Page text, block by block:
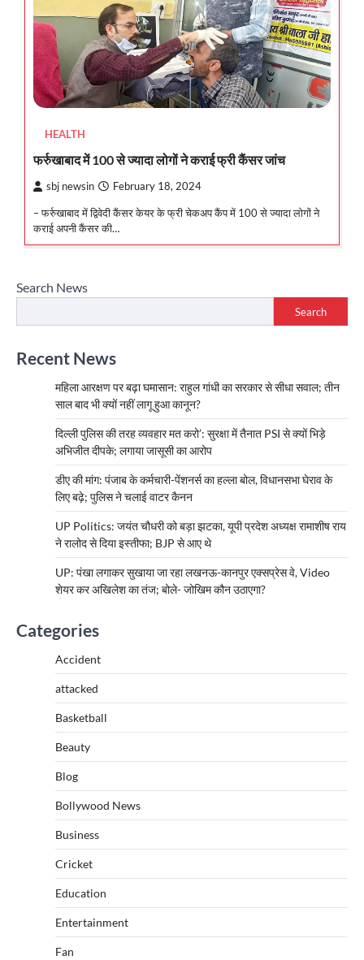
HEALTH
फर्रुखाबाद में 100 से ज्यादा लोगों ने कराई फ्री कैंसर जांच
sbj newsin February 18, 2024
– फर्रुखाबाद में द्विवेदी कैंसर केयर के फ्री चेकअप कैंप में 100 से ज्यादा लोगों ने
कराई अपनी कैंसर की…
Search News
Search
Recent News
महिला आरक्षण पर बढ़ा घमासान: राहुल गांधी का सरकार से सीधा सवाल; तीन
साल बाद भी क्यों नहीं लागू हुआ कानून?
दिल्ली पुलिस की तरह व्यवहार मत करो’: सुरक्षा में तैनात PSI से क्यों भिड़े
अभिजीत दीपके; लगाया जासूसी का आरोप
डीए की मांग: पंजाब के कर्मचारी-पेंशनर्स का हल्ला बोल, विधानसभा घेराव के
लिए बढ़े; पुलिस ने चलाई वाटर कैनन
UP Politics: जयंत चौधरी को बड़ा झटका, यूपी प्रदेश अध्यक्ष रामाशीष राय
ने रालोद से दिया इस्तीफा; BJP से आए थे
UP: पंखा लगाकर सुखाया जा रहा लखनऊ-कानपुर एक्सप्रेस वे, Video
शेयर कर अखिलेश का तंज; बोले- जोखिम कौन उठाएगा?
Categories
Accident
attacked
Basketball
Beauty
Blog
Bollywood News
Business
Cricket
Education
Entertainment
Fan